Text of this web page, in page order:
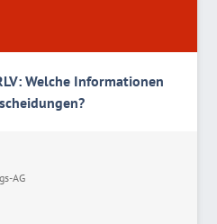
Welche Informationen
AG